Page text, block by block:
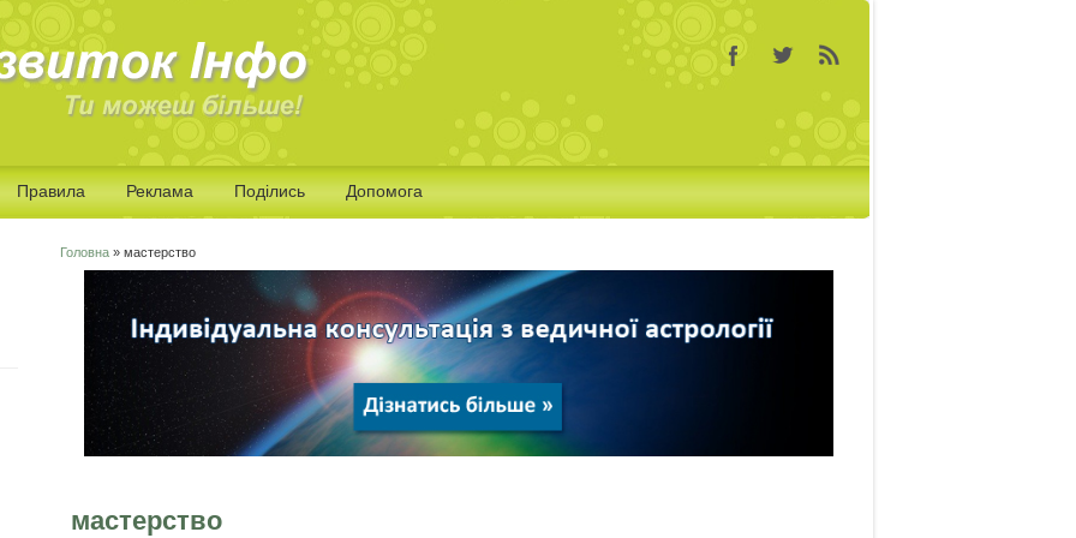
Правила Реклама Поділись Допомога
Ви є тут
Головна» мастерство
мастерство